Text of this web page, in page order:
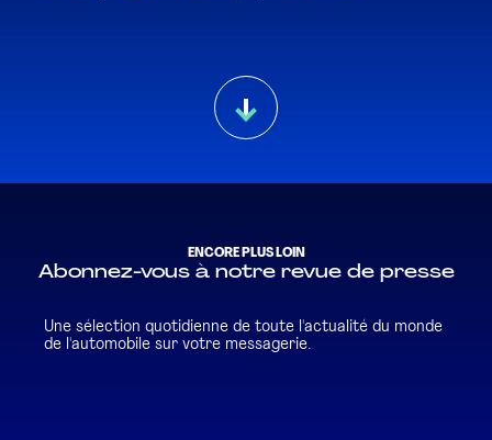
ENCORE PLUS LOIN
Abonnez-vous à notre revue de presse
Une sélection quotidienne de toute l'actualité du monde
de l'automobile sur votre messagerie.